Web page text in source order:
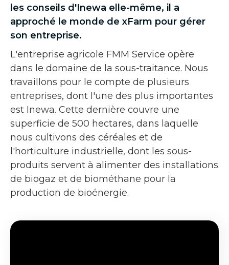
les conseils d'Inewa elle-même, il a
approché le monde de xFarm pour gérer
son entreprise.
L'entreprise agricole FMM Service opère
dans le domaine de la sous-traitance. Nous
travaillons pour le compte de plusieurs
entreprises, dont l'une des plus importantes
est Inewa. Cette dernière couvre une
superficie de 500 hectares, dans laquelle
nous cultivons des céréales et de
l'horticulture industrielle, dont les sous-
produits servent à alimenter des installations
de biogaz et de biométhane pour la
production de bioénergie.